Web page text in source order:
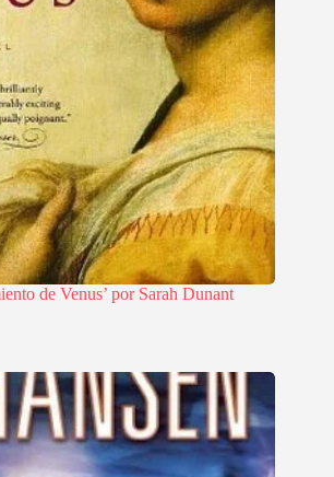
de Venus’ por Sarah Dunant